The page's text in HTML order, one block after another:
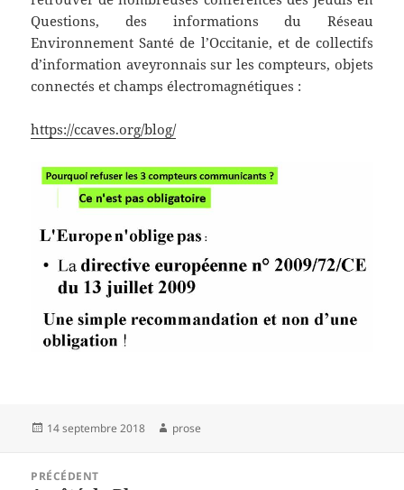
Questions, des informations du Réseau
Environnement Santé de l’Occitanie, et de collectifs
d’information aveyronnais sur les compteurs, objets
connectés et champs électromagnétiques :
https://ccaves.org/blog/
Publié
14 septembre 2018 Auteur
prose
PRÉCÉDENT